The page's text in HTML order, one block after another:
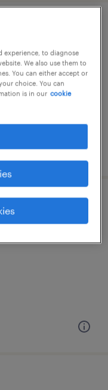
フィスワー
県
experience, to diagnose
We also use them to
You can either accept or
choice. You can
is in our cookie